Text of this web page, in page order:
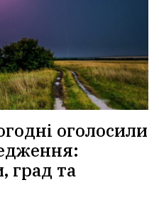
оголосили
град та